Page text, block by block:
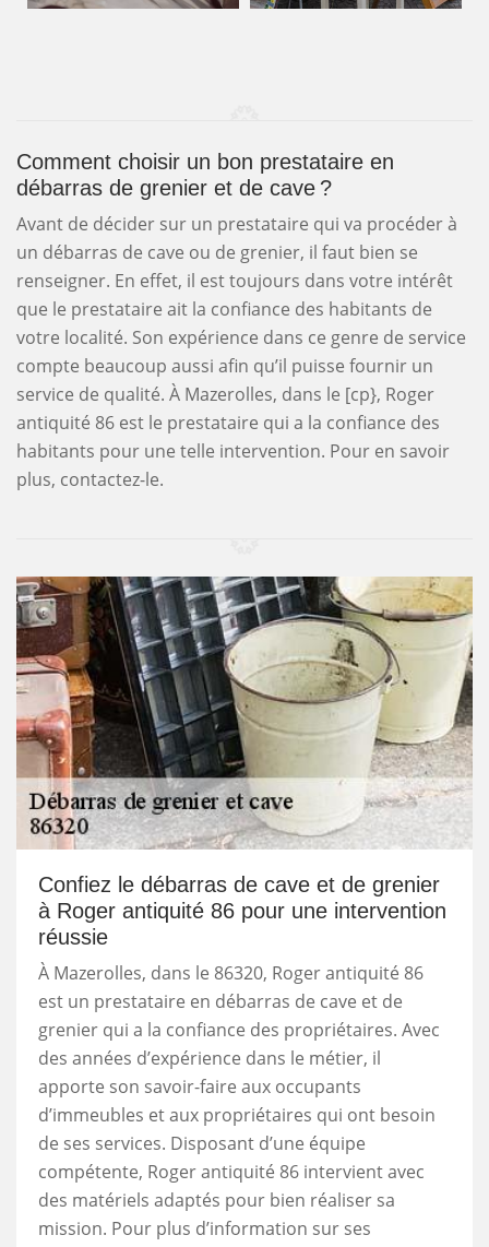
Comment choisir un bon prestataire en
débarras de grenier et de cave ?
Avant de décider sur un prestataire qui va procéder à
un débarras de cave ou de grenier, il faut bien se
renseigner. En effet, il est toujours dans votre intérêt
que le prestataire ait la confiance des habitants de
votre localité. Son expérience dans ce genre de service
compte beaucoup aussi afin qu’il puisse fournir un
service de qualité. À Mazerolles, dans le [cp}, Roger
antiquité 86 est le prestataire qui a la confiance des
habitants pour une telle intervention. Pour en savoir
plus, contactez-le.
Confiez le débarras de cave et de grenier
à Roger antiquité 86 pour une intervention
réussie
À Mazerolles, dans le 86320, Roger antiquité 86
est un prestataire en débarras de cave et de
grenier qui a la confiance des propriétaires. Avec
des années d’expérience dans le métier, il
apporte son savoir-faire aux occupants
d’immeubles et aux propriétaires qui ont besoin
de ses services. Disposant d’une équipe
compétente, Roger antiquité 86 intervient avec
des matériels adaptés pour bien réaliser sa
mission. Pour plus d’information sur ses